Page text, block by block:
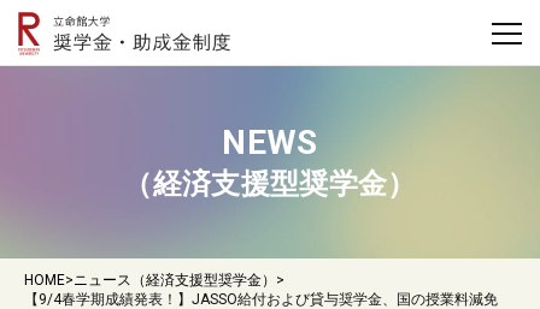
NEWS
（経済支援型奨学金）
HOME>ニュース（経済支援型奨学金） >
【9/4春学期成績発表！】JASSO給付および貸与奨学金、国の授業料減免